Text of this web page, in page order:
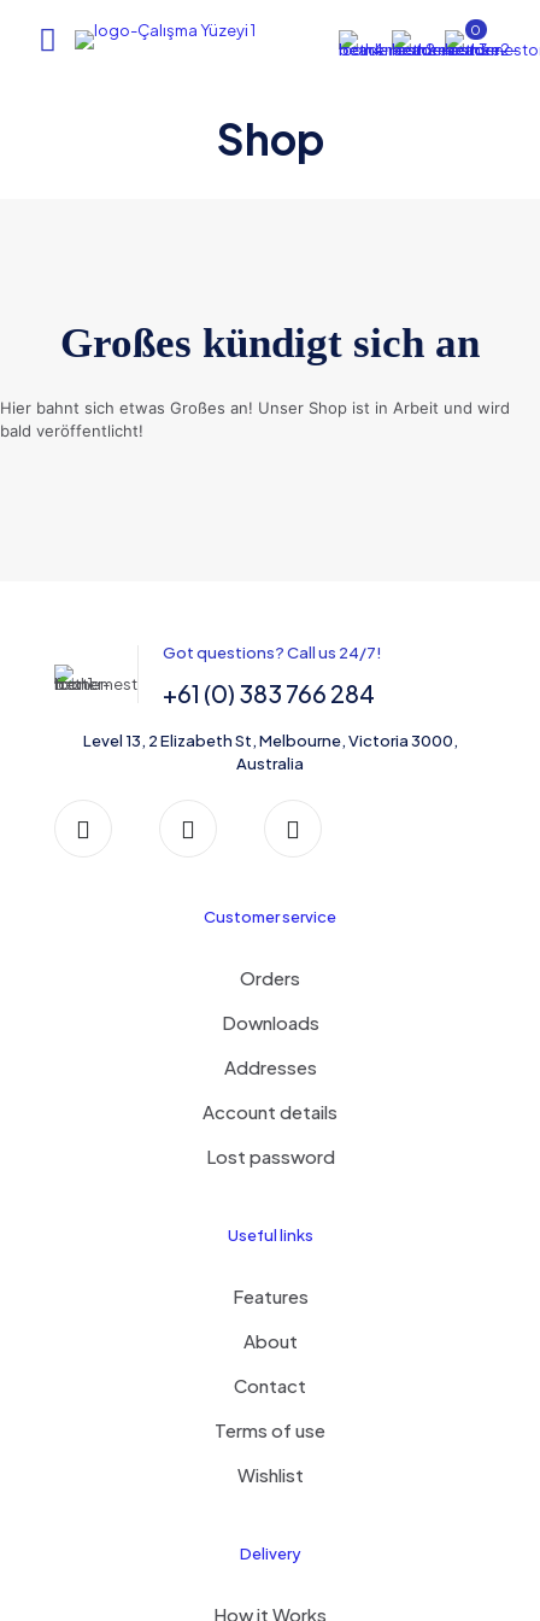
0
Shop
Großes kündigt sich an
Hier bahnt sich etwas Großes an! Unser Shop ist in Arbeit und wird
bald veröffentlicht!
Got questions? Call us 24/7!
+61 (0) 383 766 284
Level 13, 2 Elizabeth St, Melbourne, Victoria 3000,
Australia
Customer service
Orders
Downloads
Addresses
Account details
Lost password
Useful links
Features
About
Contact
Terms of use
Wishlist
Delivery
How it Works